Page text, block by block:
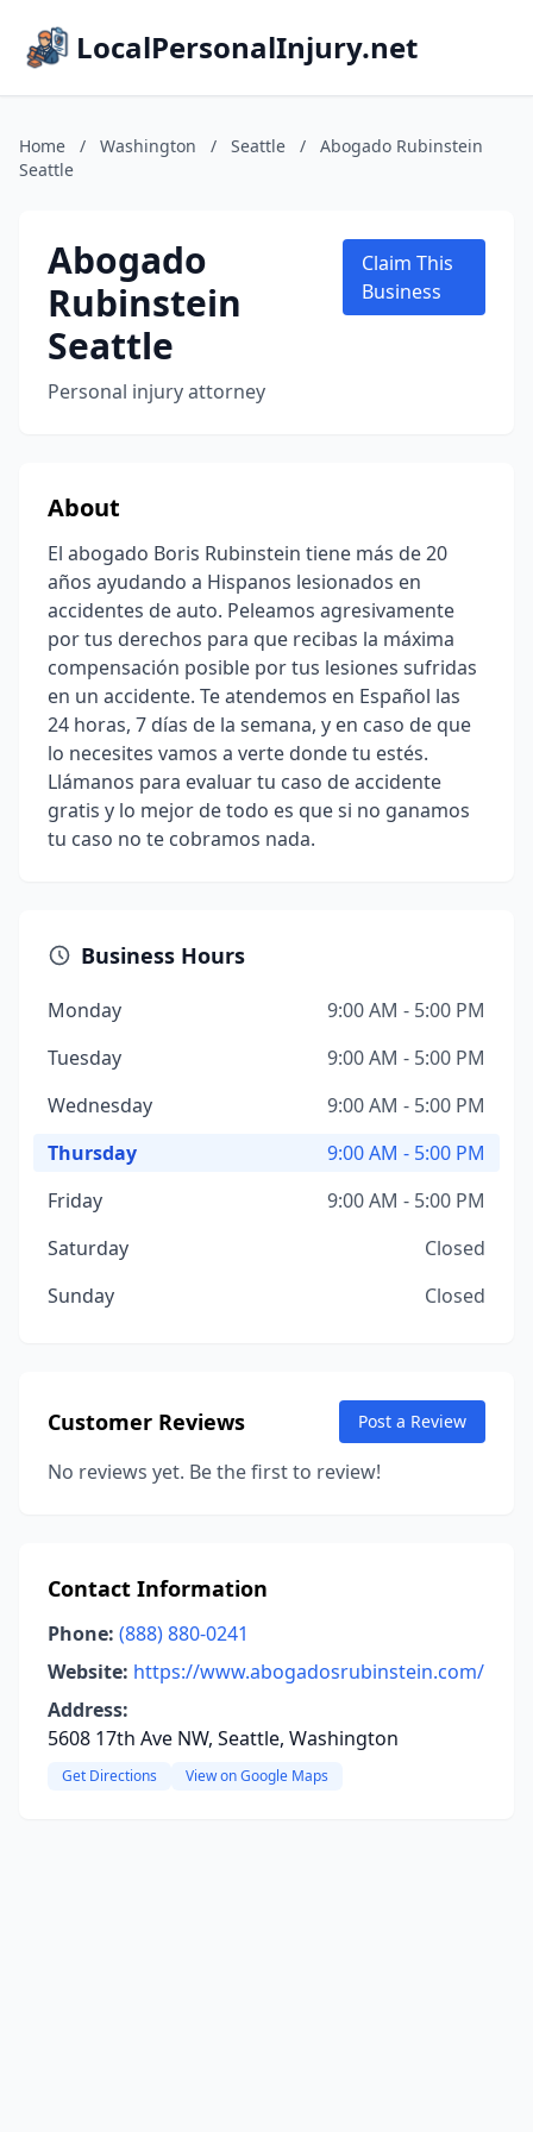
LocalPersonalInjury.net
Home / Washington / Seattle /
Abogado Rubinstein
Seattle
Abogado
Rubinstein
Seattle
Personal injury attorney
Claim This
Business
About
El abogado Boris Rubinstein tiene más de 20
años ayudando a Hispanos lesionados en
accidentes de auto. Peleamos agresivamente
por tus derechos para que recibas la máxima
compensación posible por tus lesiones sufridas
en un accidente. Te atendemos en Español las
24 horas, 7 días de la semana, y en caso de que
lo necesites vamos a verte donde tu estés.
Llámanos para evaluar tu caso de accidente
gratis y lo mejor de todo es que si no ganamos
tu caso no te cobramos nada.
Business Hours
Monday
9:00 AM - 5:00 PM
Tuesday
9:00 AM - 5:00 PM
Wednesday
9:00 AM - 5:00 PM
Thursday
9:00 AM - 5:00 PM
Friday
9:00 AM - 5:00 PM
Saturday
Closed
Sunday
Closed
Customer Reviews Post a Review
No reviews yet. Be the first to review!
Contact Information
Phone: (888) 880-0241
Website: https://www.abogadosrubinstein.com/
Address:
5608 17th Ave NW, Seattle, Washington
Get Directions View on Google Maps